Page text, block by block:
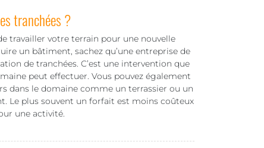
tranchées ?
travailler votre terrain pour une nouvelle
un bâtiment, sachez qu’une entreprise de
de tranchées. C’est une intervention que
peut effectuer. Vous pouvez également
dans le domaine comme un terrassier ou un
Le plus souvent un forfait est moins coûteux
une activité.